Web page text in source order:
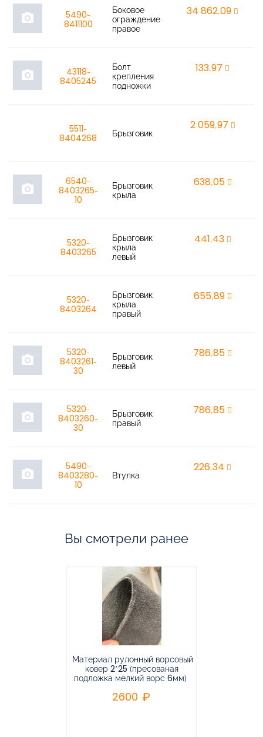
photo_camera
5490-
8411100
Боковое
ограждение
правое
34 862,09
photo_camera
43118-
8405245
Болт
крепления
подножки
133,97
5511-
8404268
Брызговик
2 059,97
photo_camera
6540-
8403265-
10
Брызговик
крыла
638,05
5320-
8403265
Брызговик
крыла
левый
441,43
5320-
8403264
Брызговик
крыла
правый
655,89
photo_camera
5320-
8403261-
30
Брызговик
левый
786,85
photo_camera
5320-
8403260-
30
Брызговик
правый
786,85
photo_camera
5490-
8403280-
10
Втулка
226,34
Вы смотрели ранее
Материал рулонный ворсовый
ковер 2*25 (пресованая
подложка мелкий ворс 6мм)
2600